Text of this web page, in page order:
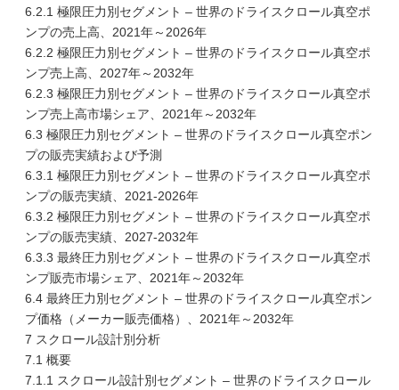
6.2.1 極限圧力別セグメント – 世界のドライスクロール真空ポ
ンプの売上高、2021年～2026年
6.2.2 極限圧力別セグメント – 世界のドライスクロール真空ポ
ンプ売上高、2027年～2032年
6.2.3 極限圧力別セグメント – 世界のドライスクロール真空ポ
ンプ売上高市場シェア、2021年～2032年
6.3 極限圧力別セグメント – 世界のドライスクロール真空ポン
プの販売実績および予測
6.3.1 極限圧力別セグメント – 世界のドライスクロール真空ポ
ンプの販売実績、2021-2026年
6.3.2 極限圧力別セグメント – 世界のドライスクロール真空ポ
ンプの販売実績、2027-2032年
6.3.3 最終圧力別セグメント – 世界のドライスクロール真空ポ
ンプ販売市場シェア、2021年～2032年
6.4 最終圧力別セグメント – 世界のドライスクロール真空ポン
プ価格（メーカー販売価格）、2021年～2032年
7 スクロール設計別分析
7.1 概要
7.1.1 スクロール設計別セグメント – 世界のドライスクロール